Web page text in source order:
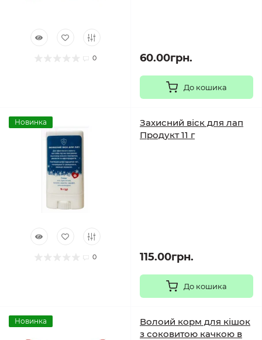
0 60.00грн.
До кошика
Новинка
0
Захисний віск для лап
Продукт 11 г
115.00грн.
До кошика
Новинка
Волоий корм для кішок
з соковитою качкою в